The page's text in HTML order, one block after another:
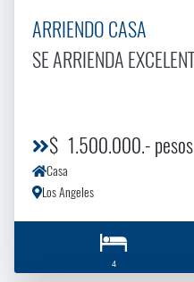
ARRIENDO CASA
$ 1.500.000.- pesos
Casa
Los Angeles
4